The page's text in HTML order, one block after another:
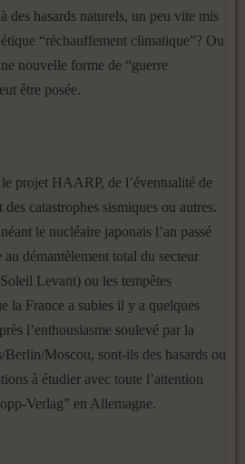
des hasards naturels, un peu vite mis
“réchauffement climatique”? Ou
nouvelle forme de “guerre
être posée.
projet HAARP, de l’éventualité de
catastrophes sismiques ou autres.
le nucléaire japonais l’an passé
démantèlement total du secteur
Levant) ou les tempêtes
la France a subies il y a quelques
l’enthousiasme soulevé par la
Berlin/Moscou, sont-ils des hasards ou
à étudier avec toute l’attention
Verlag” en Allemagne.